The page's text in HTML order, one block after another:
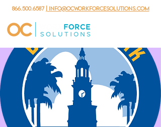
866.500.6587 | info@ocworkforcesolutions.com